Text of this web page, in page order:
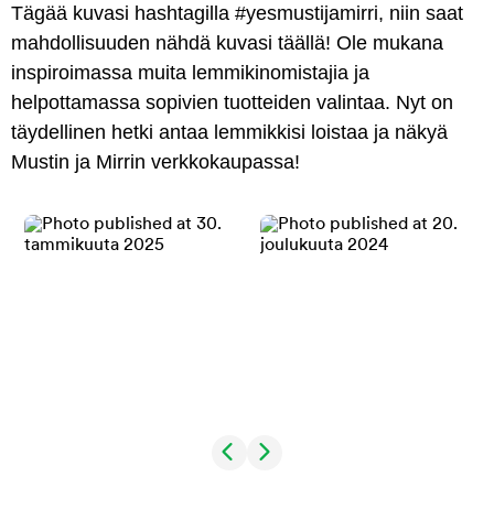
Tägää kuvasi hashtagilla #yesmustijamirri, niin saat
mahdollisuuden nähdä kuvasi täällä! Ole mukana
inspiroimassa muita lemmikinomistajia ja
helpottamassa sopivien tuotteiden valintaa. Nyt on
täydellinen hetki antaa lemmikkisi loistaa ja näkyä
Mustin ja Mirrin verkkokaupassa!